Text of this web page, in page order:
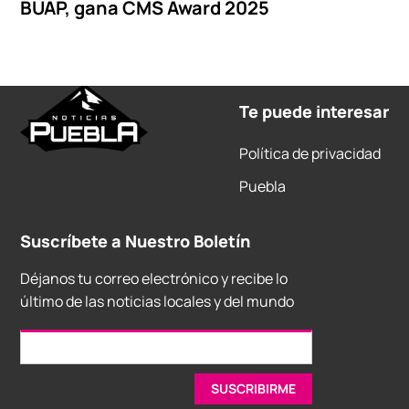
BUAP, gana CMS Award 2025
Te puede interesar
Política de privacidad
Puebla
Suscríbete a Nuestro Boletín
Déjanos tu correo electrónico y recibe lo
último de las noticias locales y del mundo